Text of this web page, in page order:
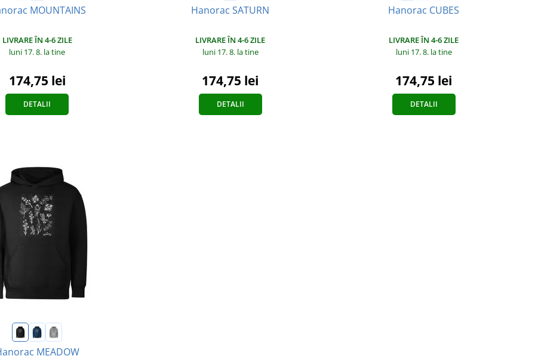
MOUNTAINS
LIVRARE ÎN 4-6 ZILE
luni 17. 8. la tine
174,75 lei
DETALII
Hanorac SATURN
LIVRARE ÎN 4-6 ZILE
luni 17. 8. la tine
174,75 lei
DETALII
Hanorac CUBES
LIVRARE ÎN 4-6 ZILE
luni 17. 8. la tine
174,75 lei
DETALII
MEADOW